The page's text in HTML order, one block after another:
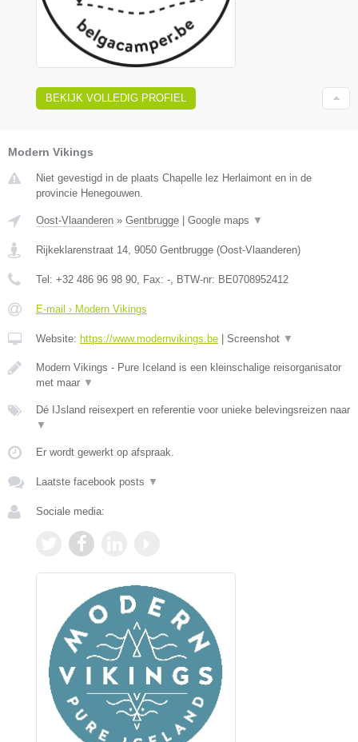
BEKIJK VOLLEDIG PROFIEL
Modern Vikings
Niet gevestigd in de plaats Chapelle lez Herlaimont en in de
provincie Henegouwen.
Oost-Vlaanderen » Gentbrugge Google maps ▼
Rijkeklarenstraat 14, 9050 Gentbrugge (Oost-Vlaanderen)
Tel: +32 486 96 98 90, Fax: -, BTW-nr: BE0708952412
E-mail › Modern Vikings
Website: https://www.modernvikings.be Screenshot ▼
Modern Vikings - Pure Iceland is een kleinschalige reisorganisator
met maar ▼
Dé IJsland reisexpert en referentie voor unieke belevingsreizen naar
▼
Er wordt gewerkt op afspraak.
Laatste facebook posts ▼
Sociale media: